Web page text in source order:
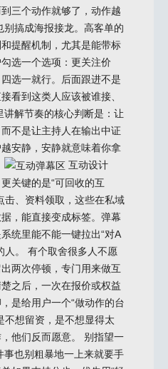
三个动作就够了，动作越
搞成海报接龙。高客单的
提醒机制，尤其是能带标
选一个选项：更关注价
选一就行。后面跟进不是
看到这类人应该被谁接、
讲解节奏的核心判断是：让
不是让主持人在输出中证
安静，安静就意味着你拿
互动设计
关键的是“可回收的互
击、资料领取，这些在私域
，能直接变成标签。弹幕
统里能不能一键拉出“对A
人。 有个取舍很多人不愿
两次停顿，专门用来做互
之后，一次在报价或权益
是给用户一个“做动作的台
不想留资，是不想显得太
他们反而愿意。 别指望一
也别粗暴地一上来就要手